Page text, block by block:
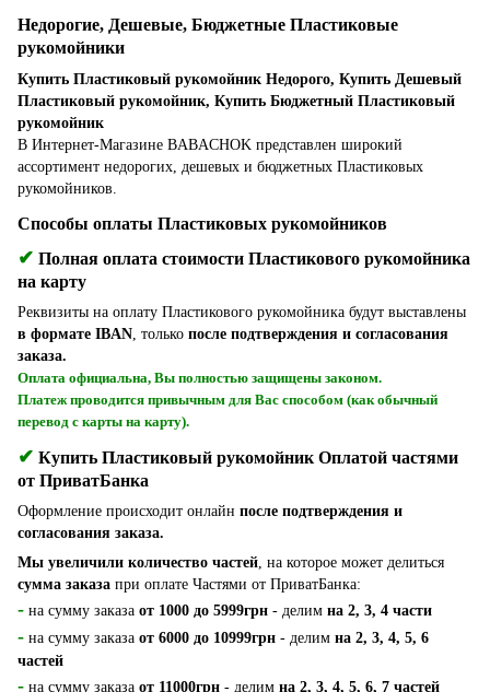
Недорогие, Дешевые, Бюджетные Пластиковые
рукомойники
Купить Пластиковый рукомойник Недорого, Купить Дешевый
Пластиковый рукомойник, Купить Бюджетный Пластиковый
рукомойник
В Интернет-Магазине BABACHOK представлен широкий
ассортимент недорогих, дешевых и бюджетных Пластиковых
рукомойников.
Способы оплаты Пластиковых рукомойников
✔ Полная оплата стоимости Пластикового рукомойника
на карту
Реквизиты на оплату Пластикового рукомойника будут выставлены
в формате IBAN, только после подтверждения и согласования
заказа.
Оплата официальна, Вы полностью защищены законом.
Платеж проводится привычным для Вас способом (как обычный
перевод с карты на карту).
✔ Купить Пластиковый рукомойник Оплатой частями
от ПриватБанка
Оформление происходит онлайн после подтверждения и
согласования заказа.
Мы увеличили количество частей, на которое может делиться
сумма заказа при оплате Частями от ПриватБанка:
- на сумму заказа от 1000 до 5999грн - делим на 2, 3, 4 части
- на сумму заказа от 6000 до 10999грн - делим на 2, 3, 4, 5, 6
частей
- на сумму заказа от 11000грн - делим на 2, 3, 4, 5, 6, 7 частей